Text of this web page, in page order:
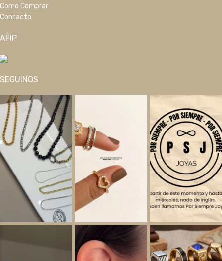
Como Comprar
Contacto
AFIP
SEGUINOS